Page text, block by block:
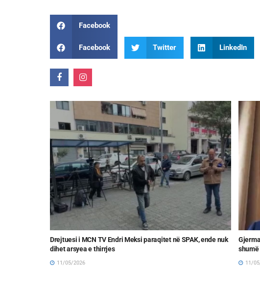
Facebook
Facebook Twitter LinkedIn
Drejtuesi i MCN TV Endri Meksi paraqitet në SPAK, ende nuk
dihet arsyea e thirrjes
11/05/2026 11/